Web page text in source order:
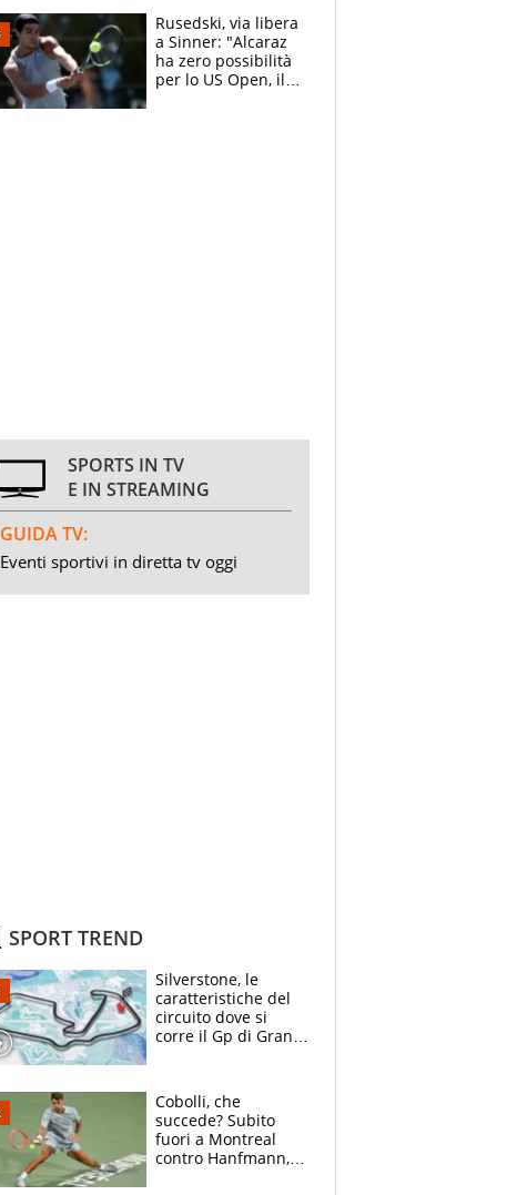
Rusedski, via libera
a Sinner: "Alcaraz
ha zero possibilità
per lo US Open, il
SPORTS IN TV
E IN STREAMING
GUIDA TV:
Eventi sportivi in diretta tv oggi
SPORT TREND
Silverstone, le
caratteristiche del
circuito dove si
corre il Gp di Gran
Cobolli, che
succede? Subito
fuori a Montreal
contro Hanfmann,